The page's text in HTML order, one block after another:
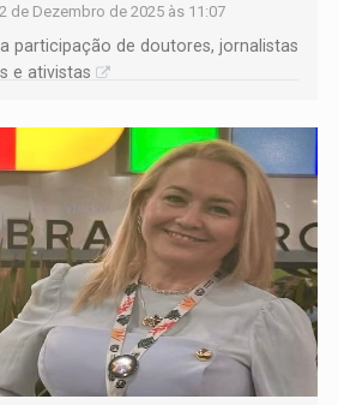
de Dezembro de 2025 às 11:07
participação de doutores, jornalistas
e ativistas